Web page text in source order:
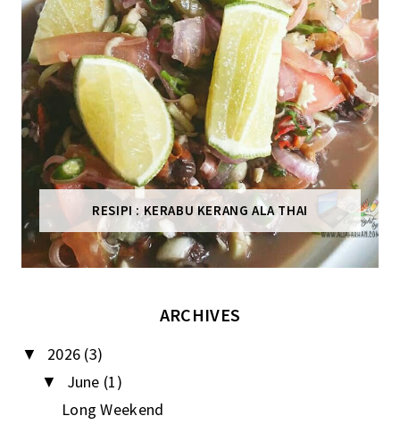
RESIPI : KERABU KERANG ALA THAI
ARCHIVES
▼ 2026 (3)
▼ June (1)
Long Weekend